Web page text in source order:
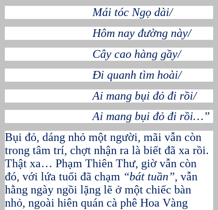
Mái tóc Ngọ dài/
Hôm nay đường này/
Cây cao hàng gầy/
Đi quanh tìm hoài/
Ai mang bụi đỏ đi rồi/
Ai mang bụi đỏ đi rồi…”
Bụi đỏ, dáng nhỏ một người, mãi vẫn còn
trong tâm trí, chợt nhận ra là biết đã xa rồi.
Thật xa… Phạm Thiên Thư, giờ vẫn còn
đó, với lứa tuổi đã chạm “bát tuần”, vẫn
hằng ngày ngồi lặng lẽ ở một chiếc bàn
nhỏ, ngoài hiên quán cà phê Hoa Vàng